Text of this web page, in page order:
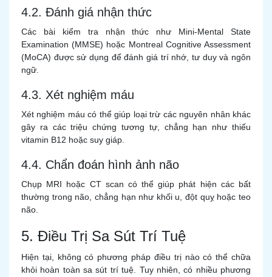
4.2. Đánh giá nhận thức
Các bài kiểm tra nhận thức như Mini-Mental State
Examination (MMSE) hoặc Montreal Cognitive Assessment
(MoCA) được sử dụng để đánh giá trí nhớ, tư duy và ngôn
ngữ.
4.3. Xét nghiệm máu
Xét nghiệm máu có thể giúp loại trừ các nguyên nhân khác
gây ra các triệu chứng tương tự, chẳng hạn như thiếu
vitamin B12 hoặc suy giáp.
4.4. Chẩn đoán hình ảnh não
Chụp MRI hoặc CT scan có thể giúp phát hiện các bất
thường trong não, chẳng hạn như khối u, đột quỵ hoặc teo
não.
5. Điều Trị Sa Sút Trí Tuệ
Hiện tại, không có phương pháp điều trị nào có thể chữa
khỏi hoàn toàn sa sút trí tuệ. Tuy nhiên, có nhiều phương